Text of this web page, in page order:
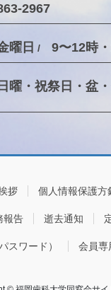
2967
曜日 / 9〜12時
曜・祝祭日・盆
拶 個人情報保護方
報告 逝去通知
スワード） 会員専